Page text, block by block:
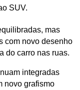
SUV.
mas
com novo desenho
do carro nas ruas.
integradas
novo grafismo